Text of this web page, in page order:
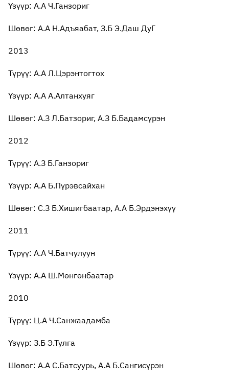
Үзүүр: А.А Ч.Ганзориг
Шөвөг: А.А Н.Адъяабат, З.Б Э.Даш ДуГ
2013
Түрүү: А.А Л.Цэрэнтогтох
Үзүүр: А.А А.Алтанхуяг
Шөвөг: А.З Л.Батзориг, А.З Б.Бадамсүрэн
2012
Түрүү: А.З Б.Ганзориг
Үзүүр: А.А Б.Пүрэвсайхан
Шөвөг: С.З Б.Хишигбаатар, А.А Б.Эрдэнэхүү
2011
Түрүү: А.А Ч.Батчулуун
Үзүүр: А.А Ш.Мөнгөнбаатар
2010
Түрүү: Ц.А Ч.Санжаадамба
Үзүүр: З.Б Э.Тулга
Шөвөг: А.А С.Батсуурь, А.А Б.Сангисүрэн